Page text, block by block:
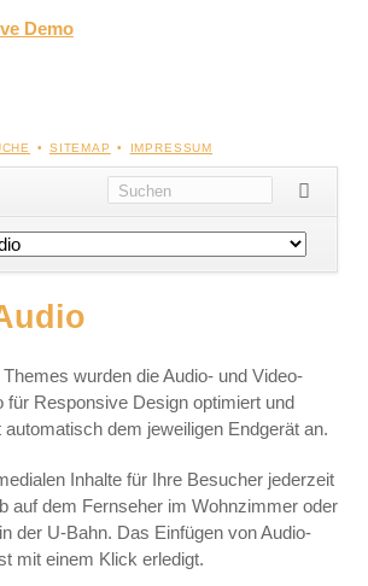
SITEMAP IMPRESSUM
wurden die Audio- und Video-
für Responsive Design optimiert und
dem jeweiligen Endgerät an.
Inhalte für Ihre Besucher jederzeit
auf dem Fernseher im Wohnzimmer oder
der U-Bahn. Das Einfügen von Audio-
mit einem Klick erledigt.